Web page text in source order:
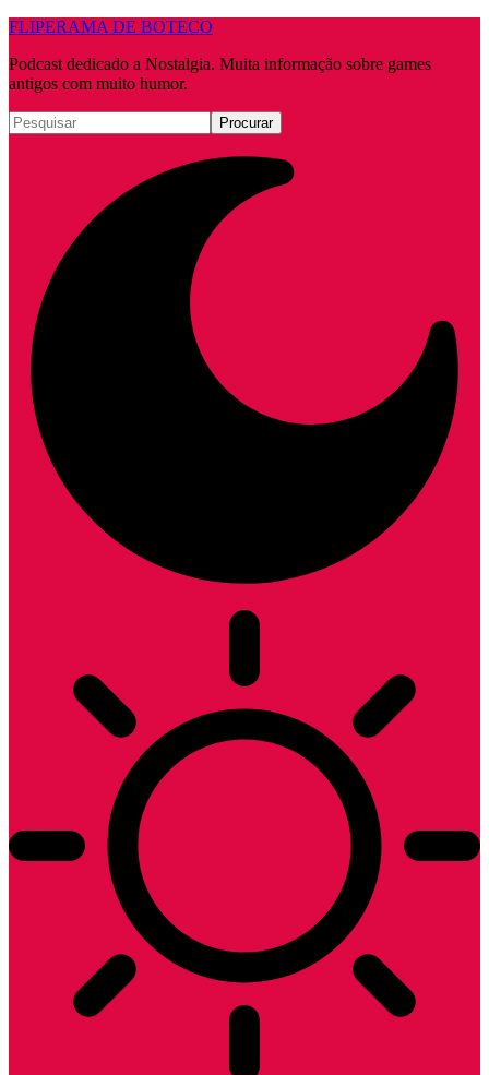
FLIPERAMA DE BOTECO
Podcast dedicado a Nostalgia. Muita informação sobre games
antigos com muito humor.